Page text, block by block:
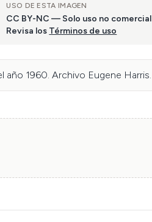
USO DE ESTA IMAGEN
CC BY-NC — Solo uso no comercial
Revisa los Términos de uso
año 1960. Archivo Eugene Harris.